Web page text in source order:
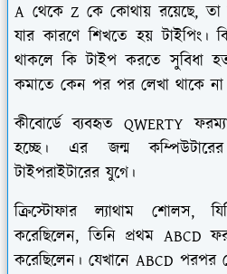
A থেকে Z কে কোথায় রয়েছে, তা
যার কারণে শিখতে হয় টাইপিং।
থাকলে কি টাইপ করতে সুবিধা
কমাতে কেন পর পর লেখা থাকে না
কীবোর্ডে ব্যবহৃত QWERTY
হচ্ছে। এর জন্ম
টাইপরাইটারের যুগে।
ক্রিস্টোফার ল্যাথাম শোলস,
করেছিলেন, তিনি প্রথম ABCD
করেছিলেন। যেখানে ABCD পরপর